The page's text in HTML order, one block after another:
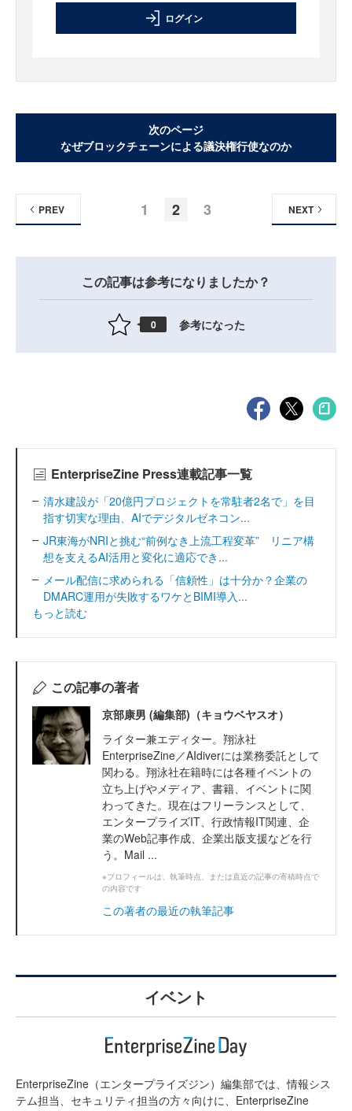
ログイン
次のページ
なぜブロックチェーンによる議決権行使なのか
1 2 3
PREV NEXT
この記事は参考になりましたか？
0 参考になった
EnterpriseZine Press連載記事一覧
清水建設が「20億円プロジェクトを常駐者2名で」を目
指す切実な理由、AIでデジタルゼネコン...
JR東海がNRIと挑む“前例なき上流工程変革” リニア構
想を支えるAI活用と変化に適応でき...
メール配信に求められる「信頼性」は十分か？企業の
DMARC運用が失敗するワケとBIMI導入...
もっと読む
この記事の著者
京部康男 (編集部)（キョウベヤスオ）
ライター兼エディター。翔泳社
EnterpriseZine／AIdiverには業務委託として
関わる。翔泳社在籍時には各種イベントの
立ち上げやメディア、書籍、イベントに関
わってきた。現在はフリーランスとして、
エンタープライズIT、行政情報IT関連、企
業のWeb記事作成、企業出版支援などを行
う。Mail ...
※プロフィールは、執筆時点、または直近の記事の寄稿時点で
の内容です
この著者の最近の執筆記事
イベント
EnterpriseZine（エンタープライズジン）編集部では、情報シス
テム担当、セキュリティ担当の方々向けに、EnterpriseZine